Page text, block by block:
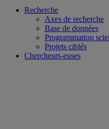
Recherche
Axes de recherche
Base de données
Programmation
Projets ciblés
Chercheurs-euses